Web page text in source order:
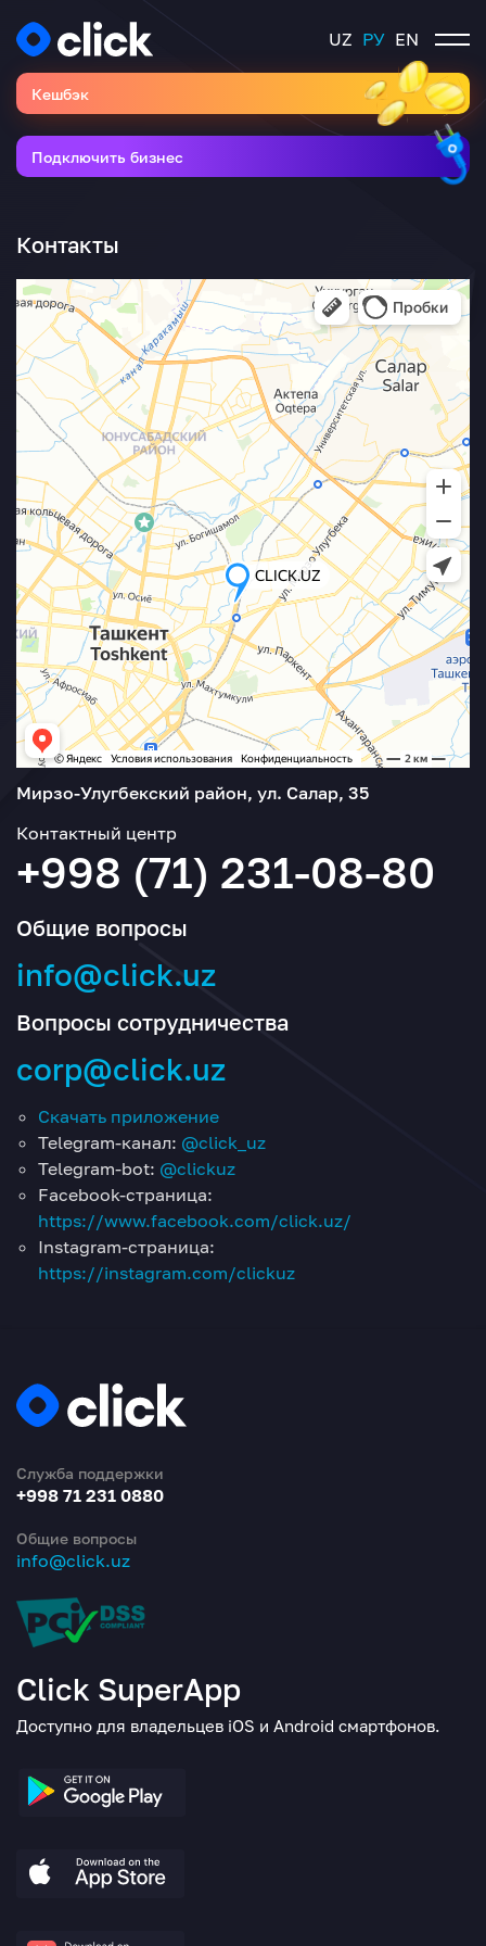
UZ РУ EN
Кешбэк
Подключить бизнес
Контакты
Мирзо-Улугбекский район, ул. Салар, 35
Контактный центр
+998 (71) 231-08-80
Общие вопросы
info@click.uz
Вопросы сотрудничества
corp@click.uz
Скачать приложение
Telegram-канал: @click_uz
Telegram-bot: @clickuz
Facebook-страница:
https://www.facebook.com/click.uz/
Instagram-страница:
https://instagram.com/clickuz
Служба поддержки
+998 71 231 0880
Общие вопросы
info@click.uz
Click SuperApp
Доступно для владельцев iOS и Android смартфонов.